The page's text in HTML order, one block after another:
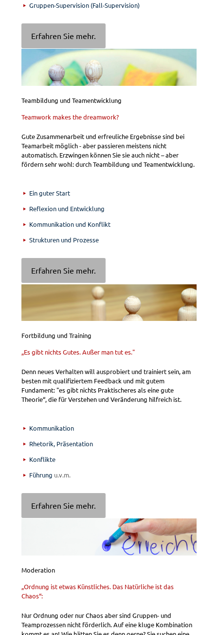
Gruppen-Supervision (Fall-Supervision)
Erfahren Sie mehr.
Teambildung und Teamentwicklung
Teamwork makes the dreamwork?
Gute Zusammenarbeit und erfreuliche Ergebnisse sind bei
Teamarbeit möglich - aber passieren meistens nicht
automatisch. Erzwingen können Sie sie auch nicht – aber
fördern sehr wohl: durch Teambildung und Teamentwicklung.
Ein guter Start
Reflexion und Entwicklung
Kommunikation und Konflikt
Strukturen und Prozesse
Erfahren Sie mehr.
Fortbildung und Training
„Es gibt nichts Gutes. Außer man tut es."
Denn neues Verhalten will ausprobiert und trainiert sein, am
besten mit qualifiziertem Feedback und mit gutem
Fundament: "es gibt nichts Praktischeres als eine gute
Theorie“, die für Verstehen und Veränderung hilfreich ist.
Kommunikation
Rhetorik, Präsentation
Konflikte
Führung u.v.m.
Erfahren Sie mehr.
Moderation
„Ordnung ist etwas Künstliches. Das Natürliche ist das
Chaos“:
Nur Ordnung oder nur Chaos aber sind Gruppen- und
Teamprozessen nicht förderlich. Auf eine kluge Kombination